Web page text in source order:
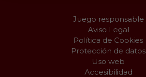
Juego responsable
Aviso Legal
Política de Cookies
Protección de datos
Uso web
Accesibilidad